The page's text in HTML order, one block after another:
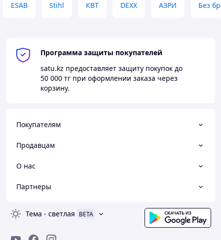
ESAB Stihl КВТ DEXX АЗРИ Без
Программа защиты покупателей
satu.kz предоставляет защиту покупок до
50 000 тг при оформлении заказа через
корзину.
Покупателям
Продавцам
О нас
Партнеры
Тема - светлая BETA